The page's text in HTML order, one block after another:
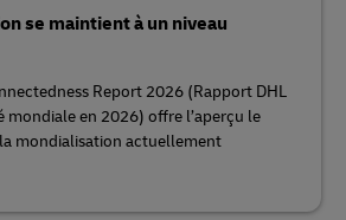
se maintient à un niveau
Report 2026 (Rapport DHL
mondiale en 2026) offre l’aperçu le
mondialisation actuellement